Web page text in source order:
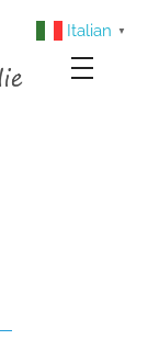
Italian ▼